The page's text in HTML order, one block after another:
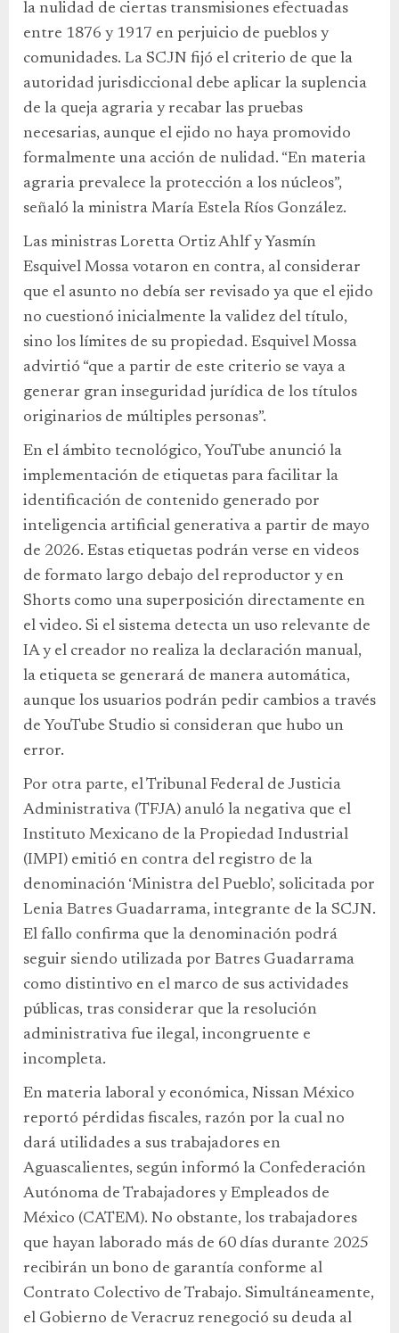
la nulidad de ciertas transmisiones efectuadas
entre 1876 y 1917 en perjuicio de pueblos y
comunidades. La SCJN fijó el criterio de que la
autoridad jurisdiccional debe aplicar la suplencia
de la queja agraria y recabar las pruebas
necesarias, aunque el ejido no haya promovido
formalmente una acción de nulidad. “En materia
agraria prevalece la protección a los núcleos”,
señaló la ministra María Estela Ríos González.
Las ministras Loretta Ortiz Ahlf y Yasmín
Esquivel Mossa votaron en contra, al considerar
que el asunto no debía ser revisado ya que el ejido
no cuestionó inicialmente la validez del título,
sino los límites de su propiedad. Esquivel Mossa
advirtió “que a partir de este criterio se vaya a
generar gran inseguridad jurídica de los títulos
originarios de múltiples personas”.
En el ámbito tecnológico, YouTube anunció la
implementación de etiquetas para facilitar la
identificación de contenido generado por
inteligencia artificial generativa a partir de mayo
de 2026. Estas etiquetas podrán verse en videos
de formato largo debajo del reproductor y en
Shorts como una superposición directamente en
el video. Si el sistema detecta un uso relevante de
IA y el creador no realiza la declaración manual,
la etiqueta se generará de manera automática,
aunque los usuarios podrán pedir cambios a través
de YouTube Studio si consideran que hubo un
error.
Por otra parte, el Tribunal Federal de Justicia
Administrativa (TFJA) anuló la negativa que el
Instituto Mexicano de la Propiedad Industrial
(IMPI) emitió en contra del registro de la
denominación ‘Ministra del Pueblo’, solicitada por
Lenia Batres Guadarrama, integrante de la SCJN.
El fallo confirma que la denominación podrá
seguir siendo utilizada por Batres Guadarrama
como distintivo en el marco de sus actividades
públicas, tras considerar que la resolución
administrativa fue ilegal, incongruente e
incompleta.
En materia laboral y económica, Nissan México
reportó pérdidas fiscales, razón por la cual no
dará utilidades a sus trabajadores en
Aguascalientes, según informó la Confederación
Autónoma de Trabajadores y Empleados de
México (CATEM). No obstante, los trabajadores
que hayan laborado más de 60 días durante 2025
recibirán un bono de garantía conforme al
Contrato Colectivo de Trabajo. Simultáneamente,
el Gobierno de Veracruz renegoció su deuda al